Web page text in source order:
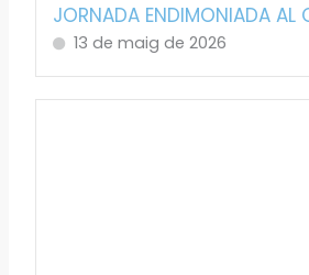
JORNADA ENDIMONIADA AL
13 de maig de 2026